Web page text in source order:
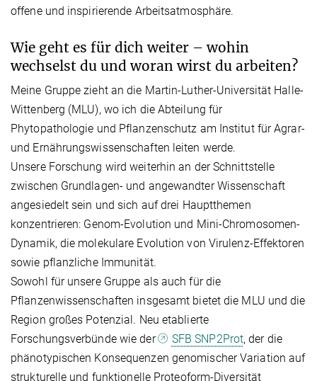
offene und inspirierende Arbeitsatmosphäre.
Wie geht es für dich weiter – wohin
wechselst du und woran wirst du arbeiten?
Meine Gruppe zieht an die Martin-Luther-Universität Halle-
Wittenberg (MLU), wo ich die Abteilung für
Phytopathologie und Pflanzenschutz am Institut für Agrar-
und Ernährungswissenschaften leiten werde.
Unsere Forschung wird weiterhin an der Schnittstelle
zwischen Grundlagen- und angewandter Wissenschaft
angesiedelt sein und sich auf drei Hauptthemen
konzentrieren: Genom-Evolution und Mini-Chromosomen-
Dynamik, die molekulare Evolution von Virulenz-Effektoren
sowie pflanzliche Immunität.
Sowohl für unsere Gruppe als auch für die
Pflanzenwissenschaften insgesamt bietet die MLU und die
Region großes Potenzial. Neu etablierte
Forschungsverbünde wie der
SFB SNP2Prot, der die
phänotypischen Konsequenzen genomischer Variation auf
strukturelle und funktionelle Proteoform-Diversität